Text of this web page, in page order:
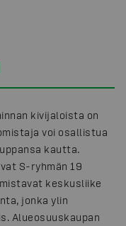
kivijaloista on
voi osallistua
kautta.
S-ryhmän 19
keskusliike
jonka ylin
Alueosuuskaupan